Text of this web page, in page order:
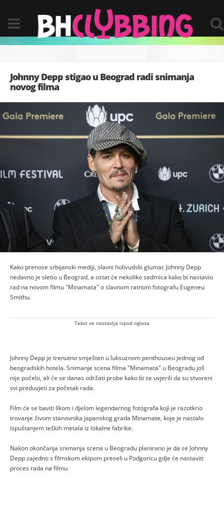
Johnny Depp stigao u Beograd radi snimanja
novog filma
Kako prenose srbijanski mediji, slavni holivudski glumac Johnny Depp
nedavno je sletio u Beograd, a ostat će nekoliko sedmica kako bi nastavio
rad na novom filmu "Minamata" o slavnom ratnom fotografu Eugeneu
Smithu.
Tekst se nastavlja ispod oglasa
Johnny Depp je trenutno smješten u luksuznom penthouseu jednog od
beogradskih hotela. Snimanje scena filma "Minamata" u Beogradu još
nije počelo, ali će se danas održati probe kako bi se uvjerili da su stvoreni
svi preduvjeti za početak rada.
Film će se baviti likom i djelom legendarnog fotografa koji je razotkrio
trovanje živom stanovnika japanskog grada Minamate, koje je nastalo
ispuštanjem teških metala iz lokalne fabrike.
Nakon okončanja snimanja scena u Beogradu planirano je da se Johnny
Depp zajedno s filmskom ekipom preseli u Podgoricu gdje će nastaviti
proces rada na filmu.